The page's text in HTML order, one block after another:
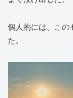
個人的には、この
た。